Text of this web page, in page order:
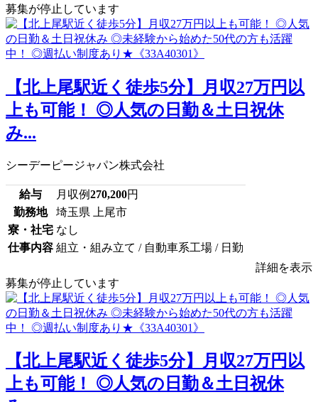
募集が停止しています
【北上尾駅近く徒歩5分】月収27万円以
上も可能！ ◎人気の日勤＆土日祝休
み...
シーデーピージャパン株式会社
給与 月収例270,200円
勤務地
埼玉県 上尾市
寮・社宅 なし
仕事内容 組立・組み立て / 自動車系工場 / 日勤
詳細を表示
募集が停止しています
【北上尾駅近く徒歩5分】月収27万円以
上も可能！ ◎人気の日勤＆土日祝休